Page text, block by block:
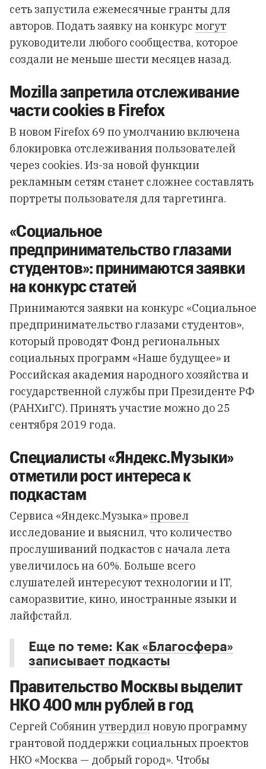
сеть запустила ежемесячные гранты для
авторов. Подать заявку на конкурс могут
руководители любого сообщества, которое
создали не меньше шести месяцев назад.
Mozilla запретила отслеживание
части cookies в Firefox
В новом Firefox 69 по умолчаниювключена
блокировка отслеживания пользователей
через cookies. Из-за новой функции
рекламным сетям станет сложнее составлять
портреты пользователя для таргетинга.
«Социальное
предпринимательство глазами
студентов»: принимаются заявки
на конкурс статей
Принимаются заявки на конкурс «Социальное
предпринимательство глазами студентов»,
который проводят Фонд региональных
социальных программ «Наше будущее» и
Российская академия народного хозяйства и
государственной службы при Президенте РФ
(РАНХиГС). Принять участие можно до 25
сентября 2019 года.
Специалисты «Яндекс.Музыки»
отметили рост интереса к
подкастам
Сервиса «Яндекс.Музыка»провел
исследование и выяснил, что количество
прослушиваний подкастов с начала лета
увеличилось на 60%. Больше всего
слушателей интересуют технологии и IT,
саморазвитие, кино, иностранные языки и
лайфстайл.
Еще по теме: Как «Благосфера»
записывает подкасты
Правительство Москвы выделит
НКО 400 млн рублей в год
Сергей Собянин утвердил новую программу
грантовой поддержки социальных проектов
НКО «Москва — добрый город». Чтобы